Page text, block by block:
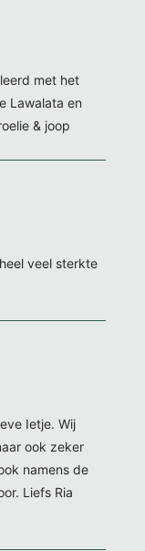
met het
Lawalata en
& joop
veel sterkte
Ietje. Wij
ook zeker
namens de
Liefs Ria